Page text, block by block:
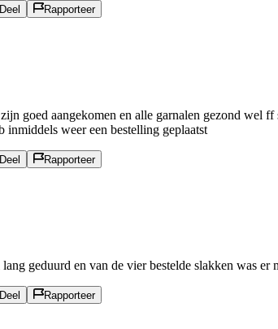
Rapporteer
goed aangekomen en alle garnalen gezond wel
inmiddels weer een bestelling geplaatst
Rapporteer
geduurd en van de vier bestelde slakken was er
Rapporteer